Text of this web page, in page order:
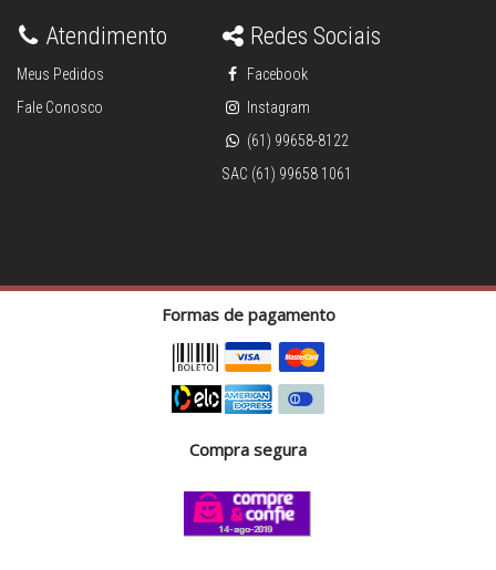
Atendimento
Meus Pedidos
Fale Conosco
Redes Sociais
Facebook
Instagram
(61) 99658-8122
SAC (61) 99658 1061
Formas de pagamento
Compra segura